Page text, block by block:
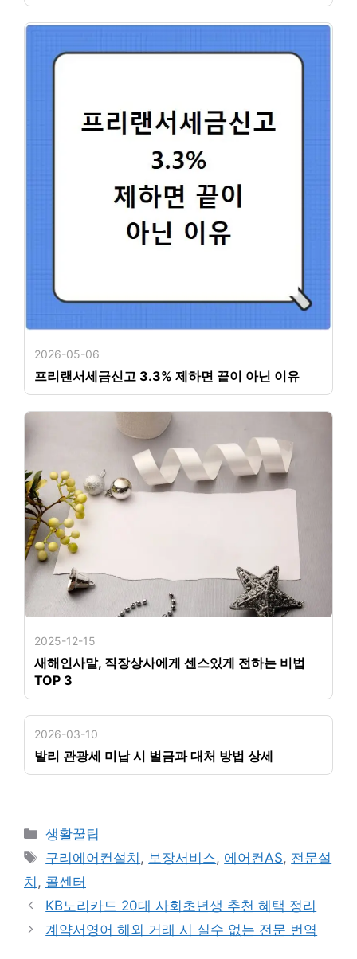
2026-05-06
프리랜서세금신고 3.3% 제하면 끝이 아닌 이유
2025-12-15
새해인사말, 직장상사에게 센스있게 전하는 비법
TOP 3
2026-03-10
발리 관광세 미납 시 벌금과 대처 방법 상세
카
테
고
리
생활꿀팁
태
그
구리에어컨설치 , 보장서비스, 에어컨AS, 전문설
치 , 콜센터
KB노리카드 20대 사회초년생 추천 혜택 정리
계약서영어 해외 거래 시 실수 없는 전문 번역